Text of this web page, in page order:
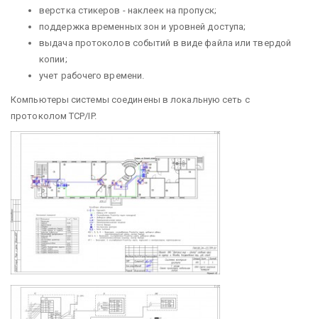
верстка стикеров - наклеек на пропуск;
поддержка временных зон и уровней доступа;
выдача протоколов событий в виде файла или твердой
копии;
учет рабочего времени.
Компьютеры системы соединены в локальную сеть с
протоколом TCP/IP.